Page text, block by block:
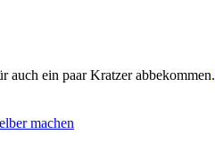
auch ein paar Kratzer abbekommen.